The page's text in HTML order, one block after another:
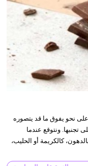
نحو يفوق ما قد يتصوره
ونتوقع عندما
كالكريمة أو الحليب،